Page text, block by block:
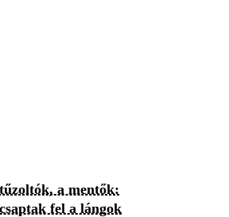
a mentők:
fel a lángok